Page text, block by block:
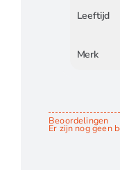
Leeftijd
Merk
Beoordelingen
Er zijn nog geen